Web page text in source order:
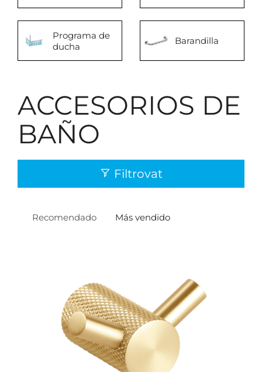
Programa de
ducha
Barandilla
ACCESORIOS DE
BAÑO
Filtrovat
Recomendado Más vendido